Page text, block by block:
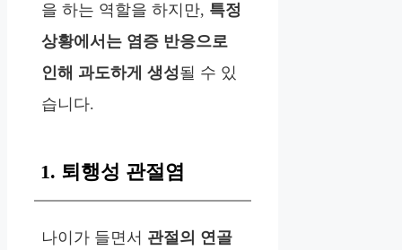
을 하는 역할을 하지만, 특정
상황에서는 염증 반응으로
인해 과도하게 생성될 수 있
습니다.
1. 퇴행성 관절염
나이가 들면서 관절의 연골